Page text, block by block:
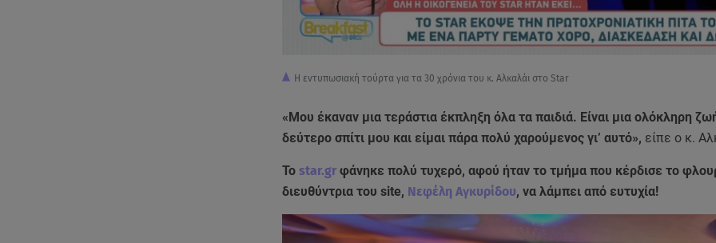
Η εντυπωσιακή τούρτα για τα 30 χρόνια του κ. Αλκαλάι στο Star
«Μου έκαναν μια τεράστια έκπληξη όλα τα παιδιά. Είναι μια ολόκληρη
δεύτερο σπίτι μου και είμαι πάρα πολύ χαρούμενος γι’ αυτό», είπε ο κ.
To star.grφάνηκε πολύ τυχερό, αφού ήταν το τμήμα που κέρδισε το
διευθύντρια του site, Νεφέλη Αγκυρίδου, να λάμπει από ευτυχία!